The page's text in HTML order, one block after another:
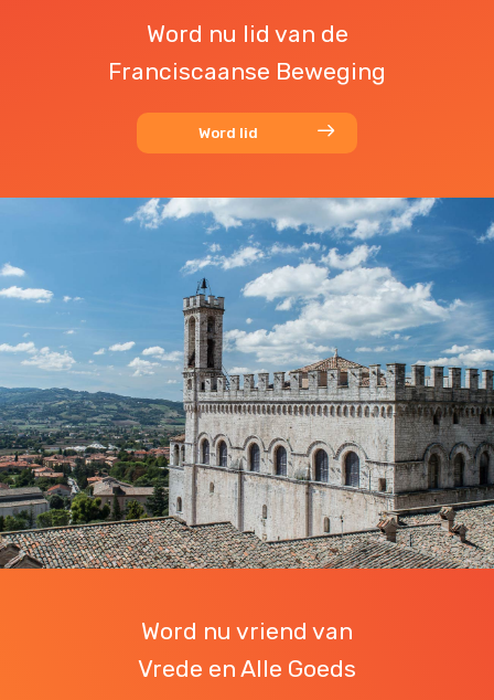
Word nu lid van de
Franciscaanse Beweging
Word lid
Word nu vriend van
Vrede en Alle Goeds